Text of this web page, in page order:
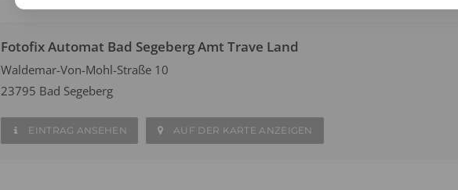
Fotofix Automat Bad Segeberg Amt Trave Land
Waldemar-Von-Mohl-Straße 10
23795 Bad Segeberg
EINTRAG ANSEHEN AUF DER KARTE ANZEIGEN